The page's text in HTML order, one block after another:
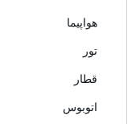
هواپیما
تور
قطار
اتوبوس